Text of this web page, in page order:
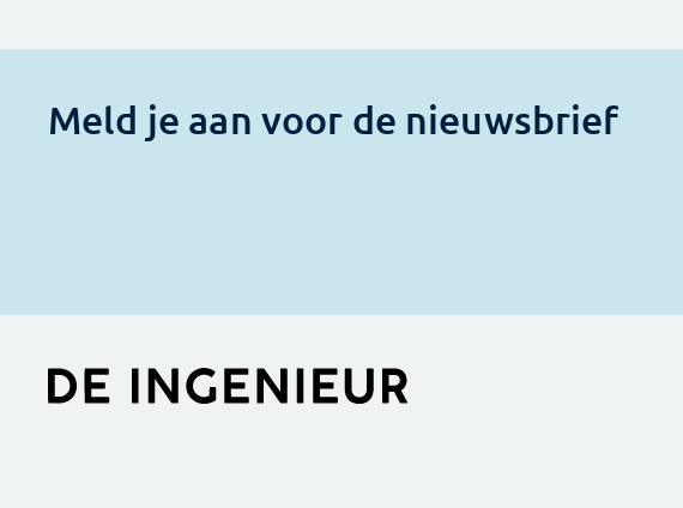
Meld je aan voor de nieuwsbrief